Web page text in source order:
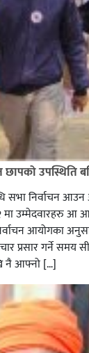
उपस्थिति
सभा निर्वाचन
२ मा उम्मेदवारहरु आ
आयोगका
प्रसार गर्ने समय
नै आफ्नो […]